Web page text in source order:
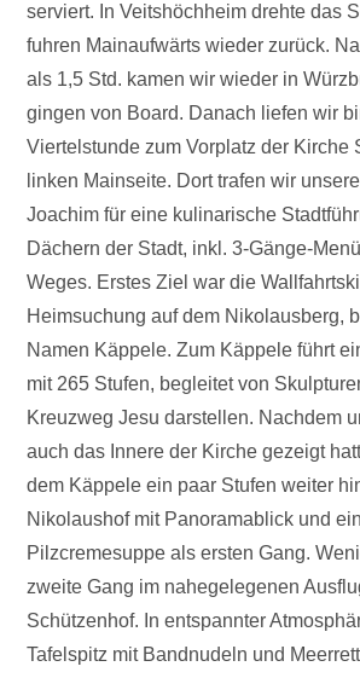
serviert. In Veitshöchheim drehte das
fuhren Mainaufwärts wieder zurück.
als 1,5 Std. kamen wir wieder in
gingen von Board. Danach liefen wir
Viertelstunde zum Vorplatz der Kirche
linken Mainseite. Dort trafen wir
Joachim für eine kulinarische
Dächern der Stadt, inkl. 3-Gänge-
Weges. Erstes Ziel war die
Heimsuchung auf dem Nikolausberg,
Namen Käppele. Zum Käppele führt
mit 265 Stufen, begleitet von
Kreuzweg Jesu darstellen. Nachdem
auch das Innere der Kirche gezeigt
dem Käppele ein paar Stufen weiter
Nikolaushof mit Panoramablick und
Pilzcremesuppe als ersten Gang.
zweite Gang im nahegelegenen
Schützenhof. In entspannter
Tafelspitz mit Bandnudeln und